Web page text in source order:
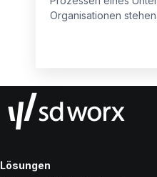
Organisationen
an einen externen
Lösungen